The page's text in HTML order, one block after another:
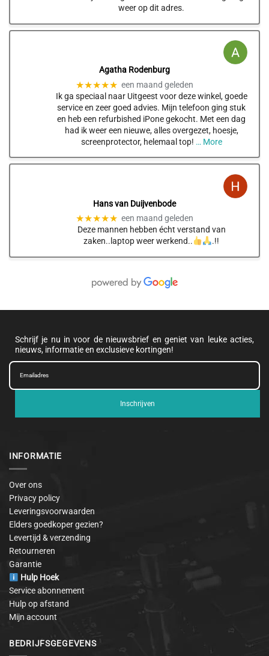
weer op dit adres.
Agatha Rodenburg
★★★★★ een maand geleden
Ik ga speciaal naar Uitgeest voor deze winkel, goede
service en zeer goed advies. Mijn telefoon ging stuk
en heb een refurbished iPone gekocht. Met een dag
had ik weer een nieuwe, alles overgezet, hoesje,
screenprotector, helemaal top! … More
Hans van Duijvenbode
★★★★★ een maand geleden
Deze mannen hebben écht verstand van
zaken..laptop weer werkend..
.!!
Schrijf je nu in voor de nieuwsbrief en geniet van leuke acties,
nieuws, informatie en exclusieve kortingen!
Inschrijven
INFORMATIE
Over ons
Privacy policy
Leveringsvoorwaarden
Elders goedkoper gezien?
Levertijd & verzending
Retourneren
Garantie
Hulp Hoek
Service abonnement
Hulp op afstand
Mijn account
BEDRIJFSGEGEVENS